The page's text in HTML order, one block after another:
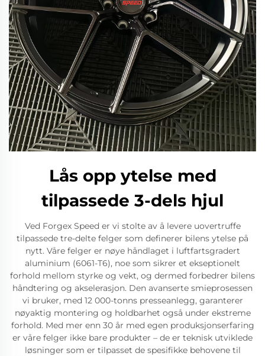
Lås opp ytelse med
tilpassede 3-dels hjul
Ved Forgex Speed er vi stolte av å levere uovertruffe
tilpassede tre-delte felger som definerer bilens ytelse på
nytt. Våre felger er nøye håndlaget i luftfartsgradert
aluminium (6061-T6), noe som sikrer et ekseptionelt
forhold mellom styrke og vekt, og dermed forbedrer bilens
håndtering og akselerasjon. Den avanserte smieprosessen
vi bruker, med 12 000-tonns presseanlegg, garanterer
nøyaktig montering og holdbarhet også under ekstreme
forhold. Med mer enn 30 år med egen produksjonserfaring
er våre felger ikke bare produkter – de er teknisk utviklede
løsninger som er tilpasset de spesifikke behovene til